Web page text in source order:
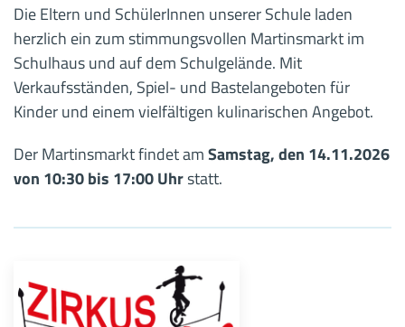
Die Eltern und SchülerInnen unserer Schule laden
herzlich ein zum stimmungsvollen Martinsmarkt im
Schulhaus und auf dem Schulgelände. Mit
Verkaufsständen, Spiel- und Bastelangeboten für
Kinder und einem vielfältigen kulinarischen Angebot.
Der Martinsmarkt findet amSamstag, den 14.11.2026
von 10:30 bis 17:00 Uhrstatt.